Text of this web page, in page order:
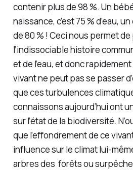
contenir plus de 98 %. Un
naissance, c’est 75 % d’eau,
de 80 % ! Ceci nous permet
l’indissociable histoire
et de l’eau, et donc
vivant ne peut pas se passer
que ces turbulences
connaissons aujourd’hui ont
sur l’état de la biodiversité.
que l’effondrement de ce
influence sur le climat lui-
arbres des forêts ou